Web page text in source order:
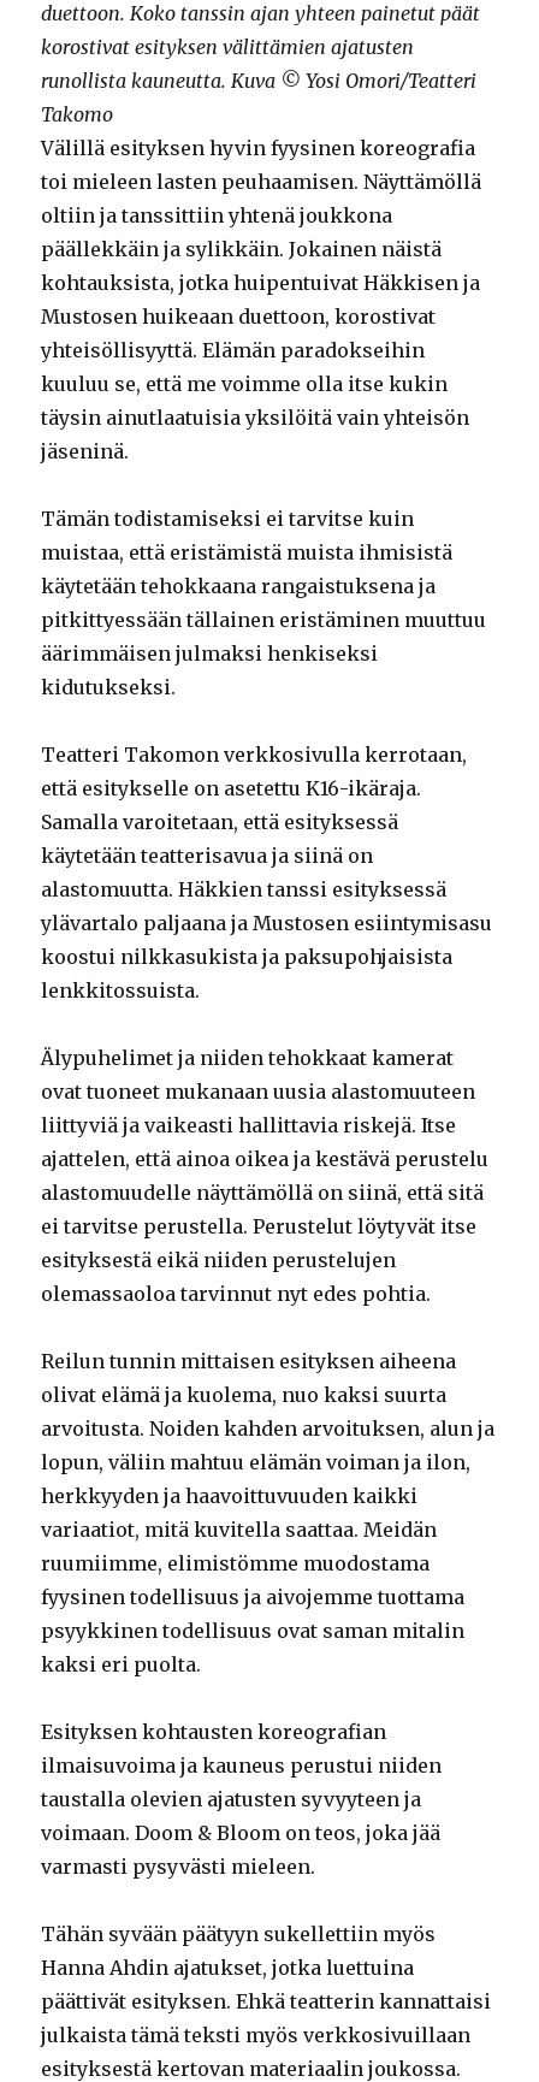
duettoon. Koko tanssin ajan yhteen painetut päät
korostivat esityksen välittämien ajatusten
runollista kauneutta. Kuva © Yosi Omori/Teatteri
Takomo
Välillä esityksen hyvin fyysinen koreografia
toi mieleen lasten peuhaamisen. Näyttämöllä
oltiin ja tanssittiin yhtenä joukkona
päällekkäin ja sylikkäin. Jokainen näistä
kohtauksista, jotka huipentuivat Häkkisen ja
Mustosen huikeaan duettoon, korostivat
yhteisöllisyyttä. Elämän paradokseihin
kuuluu se, että me voimme olla itse kukin
täysin ainutlaatuisia yksilöitä vain yhteisön
jäseninä.
Tämän todistamiseksi ei tarvitse kuin
muistaa, että eristämistä muista ihmisistä
käytetään tehokkaana rangaistuksena ja
pitkittyessään tällainen eristäminen muuttuu
äärimmäisen julmaksi henkiseksi
kidutukseksi.
Teatteri Takomon verkkosivulla kerrotaan,
että esitykselle on asetettu K16-ikäraja.
Samalla varoitetaan, että esityksessä
käytetään teatterisavua ja siinä on
alastomuutta. Häkkien tanssi esityksessä
ylävartalo paljaana ja Mustosen esiintymisasu
koostui nilkkasukista ja paksupohjaisista
lenkkitossuista.
Älypuhelimet ja niiden tehokkaat kamerat
ovat tuoneet mukanaan uusia alastomuuteen
liittyviä ja vaikeasti hallittavia riskejä. Itse
ajattelen, että ainoa oikea ja kestävä perustelu
alastomuudelle näyttämöllä on siinä, että sitä
ei tarvitse perustella. Perustelut löytyvät itse
esityksestä eikä niiden perustelujen
olemassaoloa tarvinnut nyt edes pohtia.
Reilun tunnin mittaisen esityksen aiheena
olivat elämä ja kuolema, nuo kaksi suurta
arvoitusta. Noiden kahden arvoituksen, alun ja
lopun, väliin mahtuu elämän voiman ja ilon,
herkkyyden ja haavoittuvuuden kaikki
variaatiot, mitä kuvitella saattaa. Meidän
ruumiimme, elimistömme muodostama
fyysinen todellisuus ja aivojemme tuottama
psyykkinen todellisuus ovat saman mitalin
kaksi eri puolta.
Esityksen kohtausten koreografian
ilmaisuvoima ja kauneus perustui niiden
taustalla olevien ajatusten syvyyteen ja
voimaan. Doom & Bloom on teos, joka jää
varmasti pysyvästi mieleen.
Tähän syvään päätyyn sukellettiin myös
Hanna Ahdin ajatukset, jotka luettuina
päättivät esityksen. Ehkä teatterin kannattaisi
julkaista tämä teksti myös verkkosivuillaan
esityksestä kertovan materiaalin joukossa.